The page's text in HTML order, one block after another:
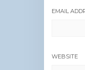
EMAIL
WEBSITE